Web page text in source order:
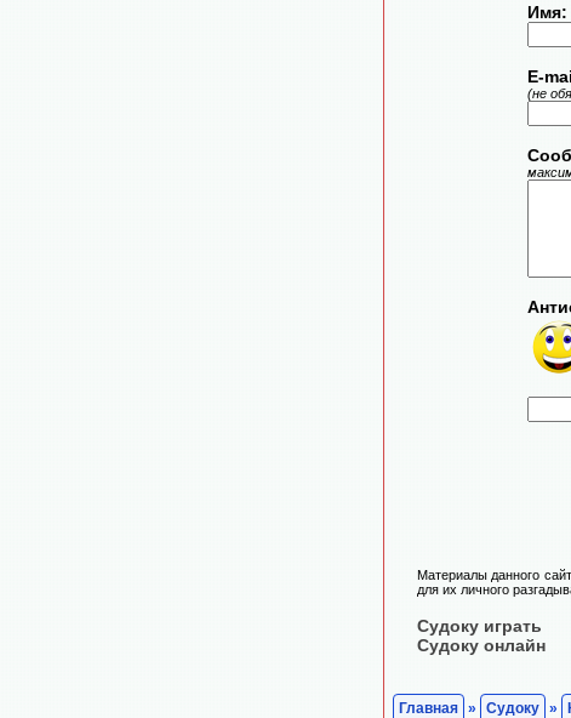
Имя:
E-
(не
Материалы данного
для их личного
Судоку играть
Судоку онлайн
Главная » Судоку »